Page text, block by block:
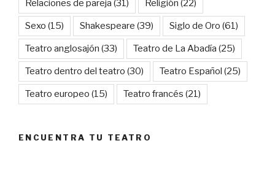
Relaciones de pareja (31) Religión (22)
Sexo (15) Shakespeare (39) Siglo de Oro (61)
Teatro anglosajón (33) Teatro de La Abadía (25)
Teatro dentro del teatro (30) Teatro Español (25)
Teatro europeo (15) Teatro francés (21)
ENCUENTRA TU TEATRO